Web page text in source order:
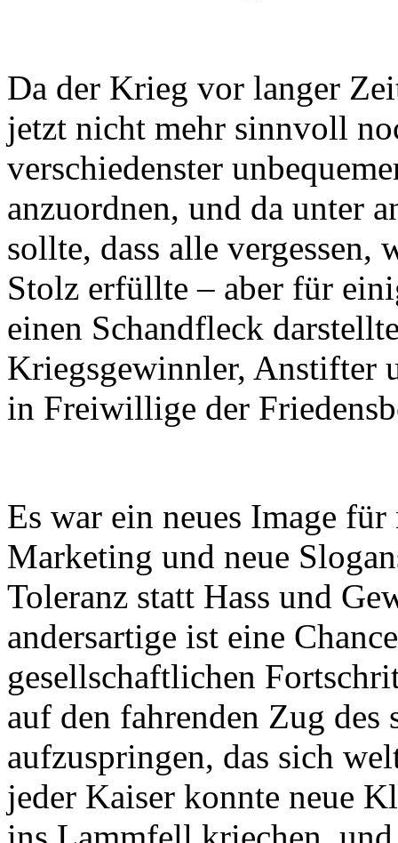
Da der Krieg vor langer
jetzt nicht mehr sinnvoll
verschiedenster
anzuordnen, und da unter
sollte, dass alle
Stolz erfüllte – aber für
einen Schandfleck
Kriegsgewinnler, Anstifter
in Freiwillige der
Es war ein neues Image
Marketing und neue
Toleranz statt Hass und
andersartige ist eine
gesellschaftlichen
auf den fahrenden Zug des
aufzuspringen, das sich
jeder Kaiser konnte neue